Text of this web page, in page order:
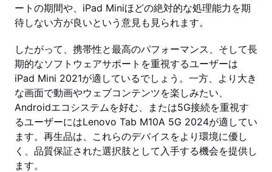
ートの期間や、iPad Miniほどの絶対的な処理能力を期
待しない方が良いという意見も見られます。
したがって、携帯性と最高のパフォーマンス、そして長
期的なソフトウェアサポートを重視するユーザーは
iPad Mini 2021が適しているでしょう。一方、より大き
な画面で動画やウェブコンテンツを楽しみたい、
Androidエコシステムを好む、または5G接続を重視す
るユーザーにはLenovo Tab M10A 5G 2024が適してい
ます。再生品は、これらのデバイスをより環境に優し
く、品質保証された選択肢として入手する機会を提供し
ます。